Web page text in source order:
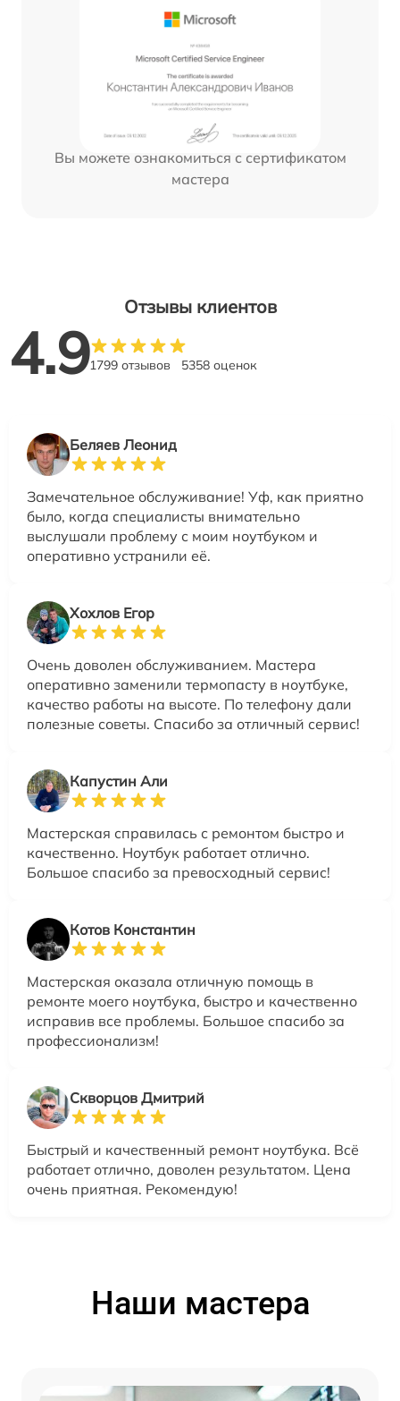
Вы можете ознакомиться с сертификатом
мастера
Отзывы клиентов
4.91799 отзывов 5358 оценок
Беляев Леонид
Замечательное обслуживание! Уф, как приятно
было, когда специалисты внимательно
выслушали проблему с моим ноутбуком и
оперативно устранили её.
Хохлов Егор
Очень доволен обслуживанием. Мастера
оперативно заменили термопасту в ноутбуке,
качество работы на высоте. По телефону дали
полезные советы. Спасибо за отличный сервис!
Капустин Али
Мастерская справилась с ремонтом быстро и
качественно. Ноутбук работает отлично.
Большое спасибо за превосходный сервис!
Котов Константин
Мастерская оказала отличную помощь в
ремонте моего ноутбука, быстро и качественно
исправив все проблемы. Большое спасибо за
профессионализм!
Скворцов Дмитрий
Быстрый и качественный ремонт ноутбука. Всё
работает отлично, доволен результатом. Цена
очень приятная. Рекомендую!
Наши мастера